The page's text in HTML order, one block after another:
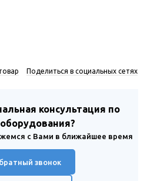
Поделиться в социальных сетях
консультация по
с Вами в ближайшее время
звонок